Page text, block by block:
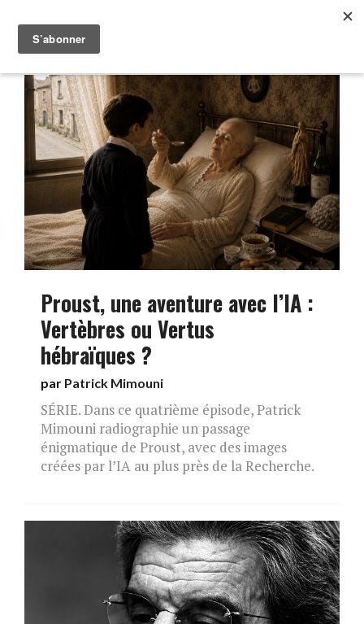
Proust, une aventure avec l’IA :
Vertèbres ou Vertus
hébraïques ?
par Patrick Mimouni
SÉRIE. Dans ce quatrième épisode, Patrick
Mimouni radiographie un passage
énigmatique de Proust, avec des images
créées par l’IA au plus près de la Recherche.